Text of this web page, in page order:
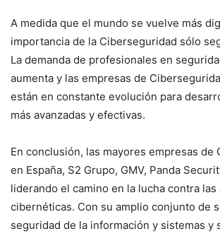
A medida que el mundo se vuelve más
importancia de la Ciberseguridad sólo
La demanda de profesionales en
aumenta y las empresas de
están en constante evolución para
más avanzadas y efectivas.
En conclusión, las mayores empresas de
en España, S2 Grupo, GMV, Panda
liderando el camino en la lucha contra las
cibernéticas. Con su amplio conjunto de
seguridad de la información y sistemas y